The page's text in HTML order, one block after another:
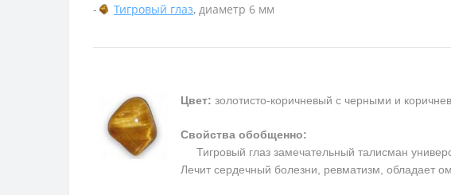
- Тигровый глаз, диаметр 6 мм
Цвет: золотисто-коричневый с черными и
Свойства обобщенно:
Тигровый глаз замечательный талисман
Лечит сердечный болезни, ревматизм, обладает